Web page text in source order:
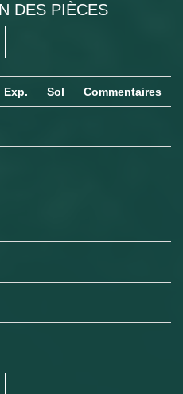
DES PIÈCES
Exp. Sol Commentaires